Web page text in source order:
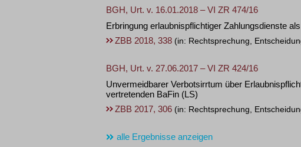
BGH, Urt. v. 16.01.2018 – VI ZR 474/16
Erbringung erlaubnispflichtiger Zahlungsdienste
ZBB 2018, 338 (in: Rechtsprechung,
BGH, Urt. v. 27.06.2017 – VI ZR 424/16
Unvermeidbarer Verbotsirrtum über
vertretenden BaFin (LS)
ZBB 2017, 306 (in: Rechtsprechung,
alle Ergebnisse anzeigen